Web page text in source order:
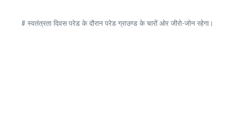
# स्वतंत्रता दिवस परेड के दौरान परेड ग्राउण्ड के चारों ओर जीरो-जोन रहेगा।